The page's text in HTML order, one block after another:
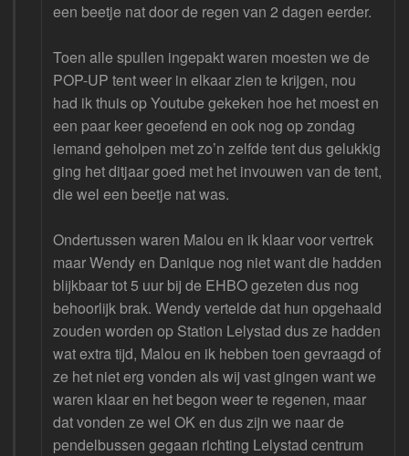
een beetje nat door de regen van 2 dagen eerder.
Toen alle spullen ingepakt waren moesten we de
POP-UP tent weer in elkaar zien te krijgen, nou
had ik thuis op Youtube gekeken hoe het moest en
een paar keer geoefend en ook nog op zondag
iemand geholpen met zo’n zelfde tent dus gelukkig
ging het ditjaar goed met het invouwen van de tent,
die wel een beetje nat was.
Ondertussen waren Malou en ik klaar voor vertrek
maar Wendy en Danique nog niet want die hadden
blijkbaar tot 5 uur bij de EHBO gezeten dus nog
behoorlijk brak. Wendy vertelde dat hun opgehaald
zouden worden op Station Lelystad dus ze hadden
wat extra tijd, Malou en ik hebben toen gevraagd of
ze het niet erg vonden als wij vast gingen want we
waren klaar en het begon weer te regenen, maar
dat vonden ze wel OK en dus zijn we naar de
pendelbussen gegaan richting Lelystad centrum